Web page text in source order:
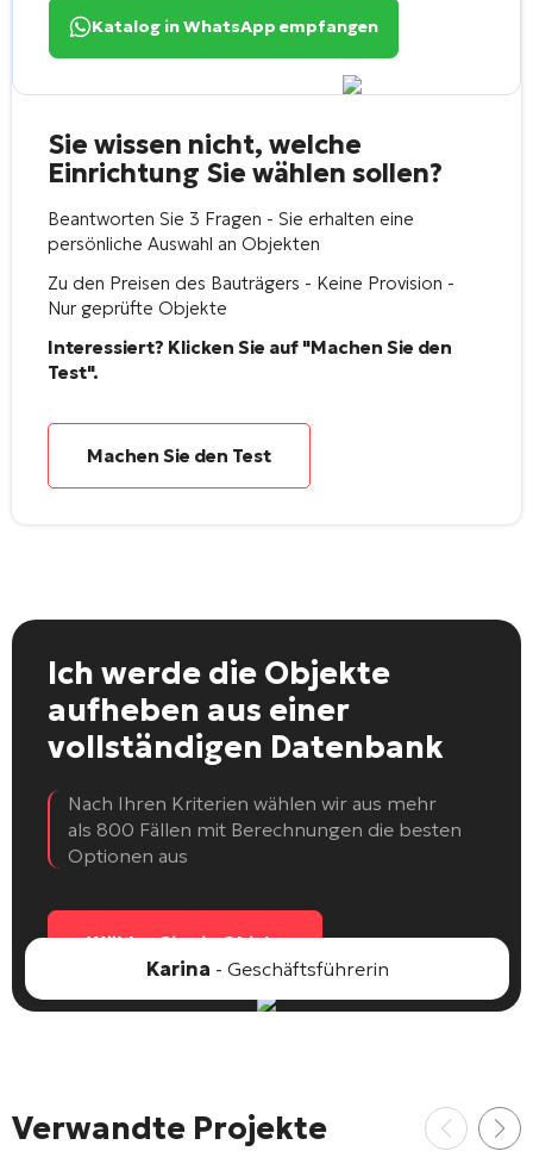
Katalog in WhatsApp empfangen
Sie wissen nicht, welche
Einrichtung Sie wählen sollen?
Beantworten Sie 3 Fragen - Sie erhalten eine
persönliche Auswahl an Objekten
Zu den Preisen des Bauträgers - Keine Provision -
Nur geprüfte Objekte
Interessiert? Klicken Sie auf "Machen Sie den
Test".
Machen Sie den Test
Ich werde die Objekte
aufheben aus einer
vollständigen Datenbank
Nach Ihren Kriterien wählen wir aus mehr
als 800 Fällen mit Berechnungen die besten
Optionen aus
Wählen Sie ein Objekt
Karina - Geschäftsführerin
Verwandte Projekte